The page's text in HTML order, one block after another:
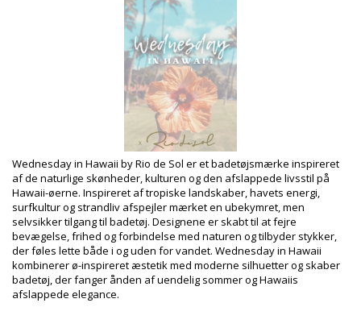
Sammensætning: 84% Biodegradable Nylon (AMNI SOUL ECO),
16% Spandex (LYCRA) - OEKO-TEX - Chlorine Resistant
For: 84% Biodegradable Nylon (AMNI SOUL ECO), 16% Spandex
(LYCRA) - OEKO-TEX - Chlorine Resistant
UV Protection: UPF 50+
Produktinformation
Afdeling: Dame, Bikini overdele
Pakken inkluderer: 1 x Bikini overdele (Andre accessoirer er
HS CODE: 6112.41.0010
SKU: 1981124875
EAN: XS (7899810397058), S (7899810397065), M (7899810397072),
L (7899810397089), XL (7899810397096)
Vægt: 55g / 0.12lb / 1.94oz
Retouchering af fotos
Vaske- & plejeinstrukser
Plejeinstrukser for: Wednesday in Hawaii by Rio de Sol
Top Hibiscus Mel
Wednesday in Hawaii by Rio de Sol er et badetøjsmærke inspireret
af de naturlige skønheder, kulturen og den afslappede livsstil på
Hawaii-øerne. Inspireret af tropiske landskaber, havets energi,
surfkultur og strandliv afspejler mærket en ubekymret, men
selvsikker tilgang til badetøj. Designene er skabt til at fejre
bevægelse, frihed og forbindelse med naturen og tilbyder stykker,
der føles lette både i og uden for vandet. Wednesday in Hawaii
kombinerer ø-inspireret æstetik med moderne silhuetter og skaber
badetøj, der fanger ånden af uendelig sommer og Hawaiis
afslappede elegance.